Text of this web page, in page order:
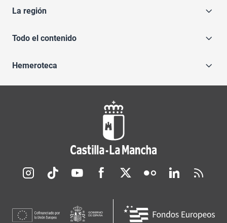
La región
Todo el contenido
Hemeroteca
Redes sociales JCCM